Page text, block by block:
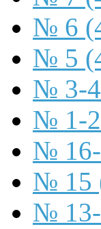
№ 6
№ 5
№ 3-4
№ 1-2
№ 16-
№ 15
№ 13-